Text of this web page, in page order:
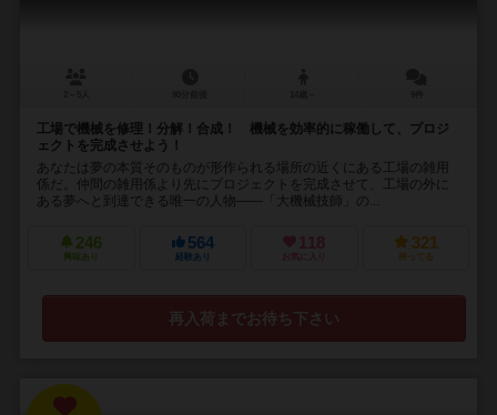
工場で機械を修理！分解！合成！ 機械を効率的に稼働して、プロジ
ェクトを完成させよう！
あなたは夢の本質そのものが形作られる場所の近くにある工場の雑用
係だ。仲間の雑用係より先にプロジェクトを完成させて、工場の外に
ある夢へと到達できる唯一の人物――「大機械技師」の...
246
興味あり
564
経験あり
118
お気に入り
321
持ってる
再入荷までお待ち下さい